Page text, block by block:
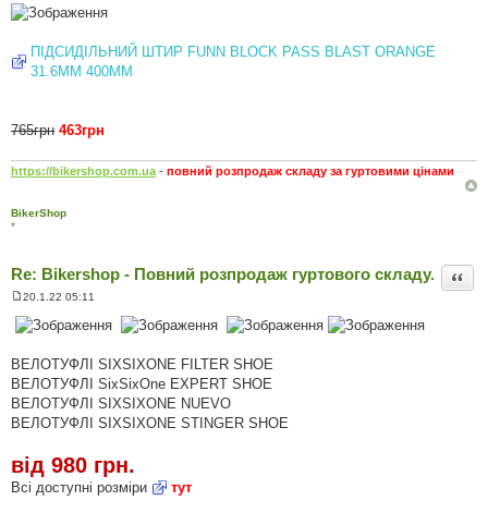
ПІДСИДІЛЬНИЙ ШТИР FUNN BLOCK PASS BLAST ORANGE
31.6MM 400MM
765грн 463грн
https://bikershop.com.ua - повний розпродаж складу за гуртовими цінами
BikerShop
*
Re: Bikershop - Повний розпродаж гуртового складу.
о
в
д
о
м
л
е
н
20.1.22 05:11
ВЕЛОТУФЛІ SIXSIXONE FILTER SHOE
ВЕЛОТУФЛІ SixSixOne EXPERT SHOE
ВЕЛОТУФЛІ SIXSIXONE NUEVO
ВЕЛОТУФЛІ SIXSIXONE STINGER SHOE
від 980 грн.
Всі доступні розміри тут